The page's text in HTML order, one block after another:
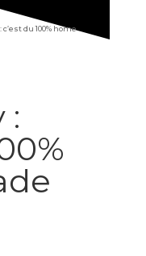
du 100% home
: